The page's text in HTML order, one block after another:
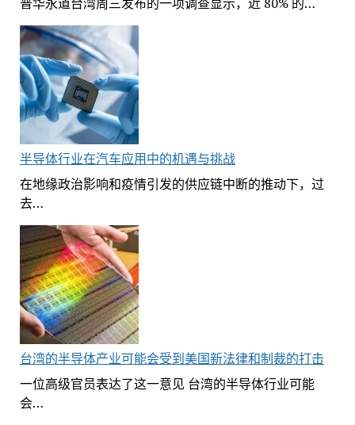
半导体行业在汽车应用中的机遇与挑战
在地缘政治影响和疫情引发的供应链中断的推动下，过
去…
台湾的半导体产业可能会受到美国新法律和制裁的打击
一位高级官员表达了这一意见 台湾的半导体行业可能
会…